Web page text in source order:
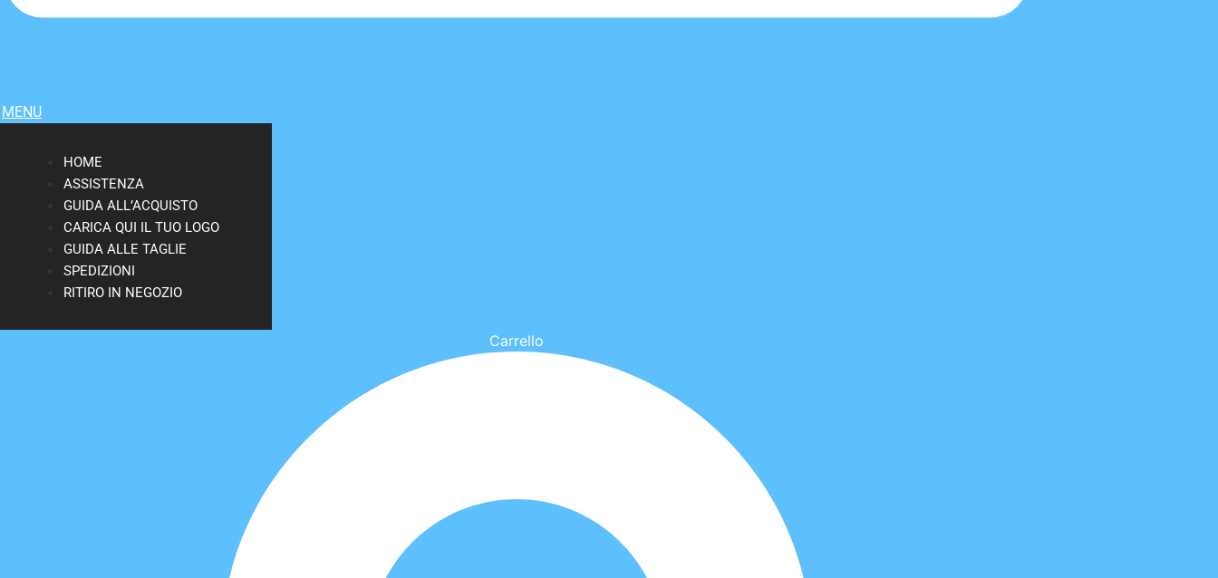
MENU
HOME
ASSISTENZA
GUIDA ALL’ACQUISTO
CARICA QUI IL TUO LOGO
GUIDA ALLE TAGLIE
SPEDIZIONI
RITIRO IN NEGOZIO
Carrello